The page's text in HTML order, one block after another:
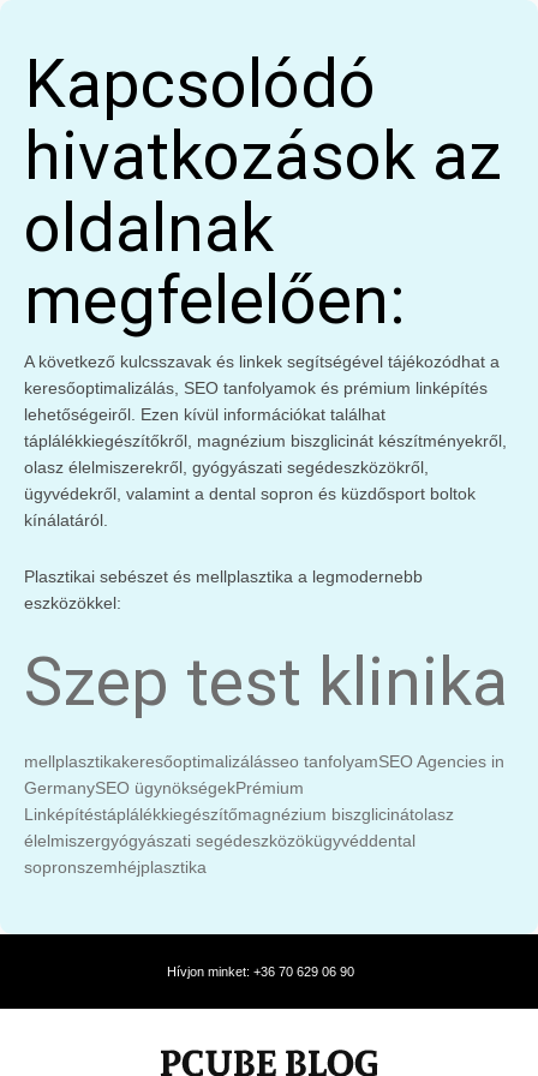
Kapcsolódó
hivatkozások az
oldalnak
megfelelően:
A következő kulcsszavak és linkek segítségével tájékozódhat a
keresőoptimalizálás, SEO tanfolyamok és prémium linképítés
lehetőségeiről. Ezen kívül információkat találhat
táplálékkiegészítőkről, magnézium biszglicinát készítményekről,
olasz élelmiszerekről, gyógyászati segédeszközökről,
ügyvédekről, valamint a dental sopron és küzdősport boltok
kínálatáról.
Plasztikai sebészet és mellplasztika a legmodernebb
eszközökkel:
Szep test klinika
mellplasztikakeresőoptimalizálásseo tanfolyamSEO Agencies in
GermanySEO ügynökségekPrémium
Linképítéstáplálékkiegészítőmagnézium biszglicinátolasz
élelmiszergyógyászati segédeszközökügyvéddental
sopronszemhéjplasztika
Hívjon minket: +36 70 629 06 90